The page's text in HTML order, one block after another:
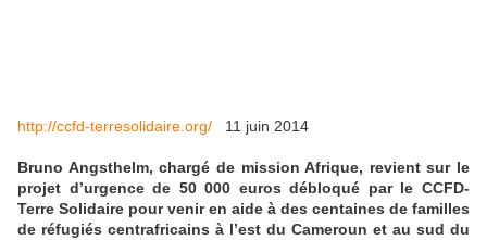
http://ccfd-terresolidaire.org/ 11 juin 2014
Bruno Angsthelm, chargé de mission Afrique, revient sur le
projet d’urgence de 50 000 euros débloqué par le CCFD-
Terre Solidaire pour venir en aide à des centaines de familles
de réfugiés centrafricains à l’est du Cameroun et au sud du